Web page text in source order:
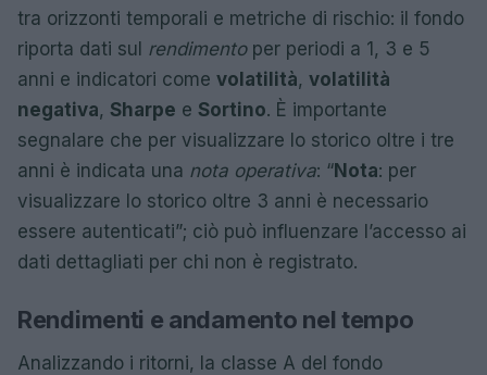
tra orizzonti temporali e metriche di rischio: il fondo
riporta dati sul rendimentoper periodi a 1, 3 e 5
anni e indicatori come volatilità, volatilità
negativa, Sharpe e Sortino. È importante
segnalare che per visualizzare lo storico oltre i tre
anni è indicata una nota operativa: “Nota: per
visualizzare lo storico oltre 3 anni è necessario
essere autenticati”; ciò può influenzare l’accesso ai
dati dettagliati per chi non è registrato.
Rendimenti e andamento nel tempo
Analizzando i ritorni, la classe A del fondo